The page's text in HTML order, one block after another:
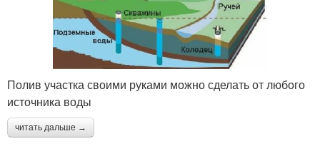
Полив участка своими руками можно сделать от любого
источника воды
читать дальше →